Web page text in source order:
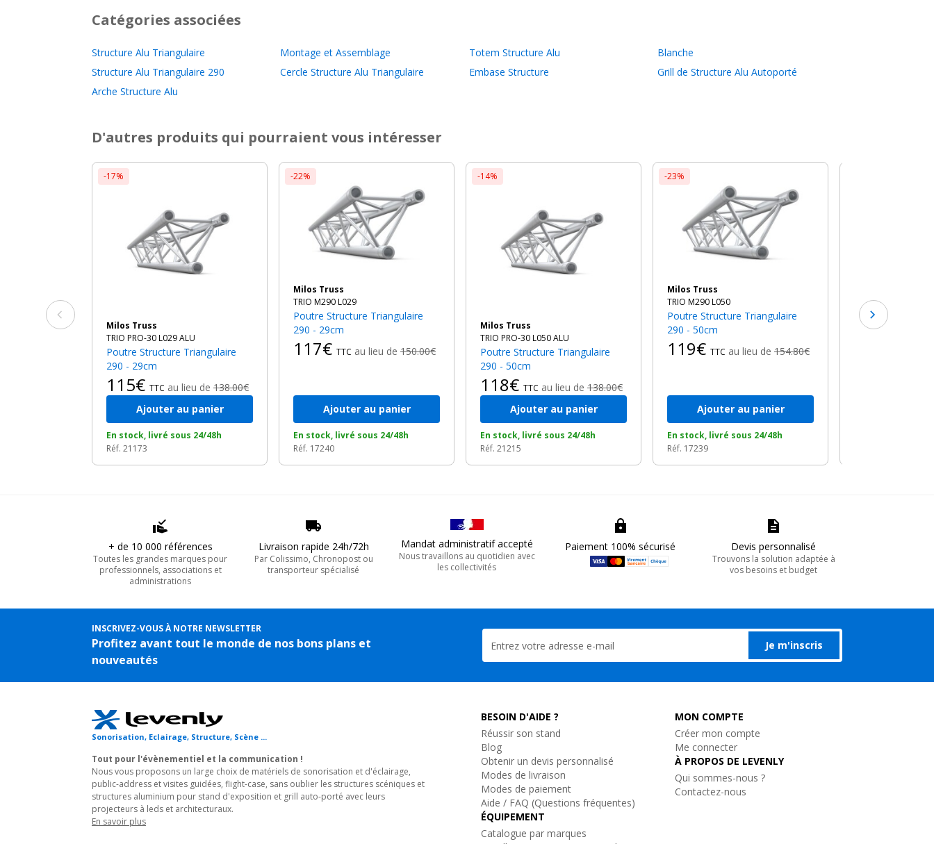
Catégories associées
Structure Alu Triangulaire Montage et Assemblage Totem Structure Alu
Blanche
Structure Alu Triangulaire 290
Cercle Structure Alu Triangulaire Embase Structure
Grill de Structure Alu Autoporté
Arche Structure Alu
D'autres produits qui pourraient vous intéresser
-17%
Milos Truss
TRIO PRO-30 L029 ALU
Poutre Structure Triangulaire
290 - 29cm
115€ TTC au lieu de 138.00€
Ajouter au panier
En stock, livré sous 24/48h
Réf. 21173
-22%
Milos Truss
TRIO M290 L029
Poutre Structure Triangulaire
290 - 29cm
117€ TTC au lieu de 150.00€
Ajouter au panier
En stock, livré sous 24/48h
Réf. 17240
-14%
Milos Truss
TRIO PRO-30 L050 ALU
Poutre Structure Triangulaire
290 - 50cm
118€ TTC au lieu de 138.00€
Ajouter au panier
En stock, livré sous 24/48h
Réf. 21215
-23%
Milos Truss
TRIO M290 L050
Poutre Structure Triangulaire
290 - 50cm
119€ TTC au lieu de 154.80€
Ajouter au panier
En stock, livré sous 24/48h
Réf. 17239
+ de 10 000 références
Toutes les grandes marques pour
professionnels, associations et
administrations
Livraison rapide 24h/72h
Par Colissimo, Chronopost ou
transporteur spécialisé
Mandat administratif accepté
Nous travaillons au quotidien avec
les collectivités
Paiement 100% sécurisé Devis personnalisé
Trouvons la solution adaptée à
vos besoins et budget
INSCRIVEZ-VOUS À NOTRE NEWSLETTER
Profitez avant tout le monde de nos bons plans et
nouveautés
Je m'inscris
Sonorisation, Eclairage, Structure, Scène ...
Tout pour l'évènementiel et la communication !
Nous vous proposons un large choix de matériels de sonorisation et d'éclairage,
public-address et visites guidées, flight-case, sans oublier les structures scéniques et
structures aluminium pour stand d'exposition et grill auto-porté avec leurs
projecteurs à leds et architecturaux.
En savoir plus
BESOIN D'AIDE ?
Réussir son stand
Blog
Obtenir un devis personnalisé
Modes de livraison
Modes de paiement
Aide / FAQ (Questions fréquentes)
ÉQUIPEMENT
Catalogue par marques
MON COMPTE
Créer mon compte
Me connecter
À PROPOS DE LEVENLY
Qui sommes-nous ?
Contactez-nous